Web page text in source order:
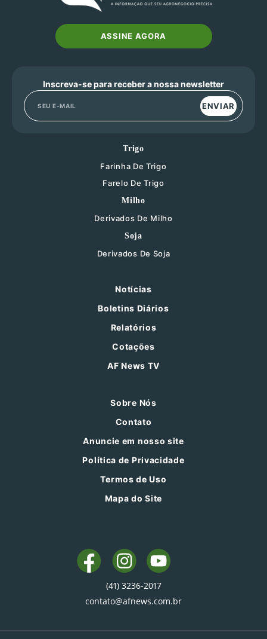
ASSINE AGORA
Inscreva-se para receber a nossa newsletter
ENVIAR
Trigo
Farinha De Trigo
Farelo De Trigo
Milho
Derivados De Milho
Soja
Derivados De Soja
Notícias
Boletins Diários
Relatórios
Cotações
AF News TV
Sobre Nós
Contato
Anuncie em nosso site
Política de Privacidade
Termos de Uso
Mapa do Site
(41) 3236-2017
contato@afnews.com.br